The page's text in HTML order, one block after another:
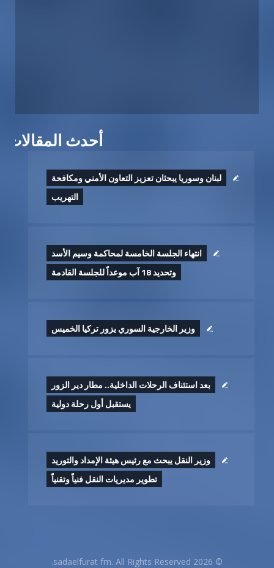
أحدث المقالات
لبنان وسوريا يبحثان تعزيز التعاون الأمني ومكافحة
التهريب
انتهاء الجلسة الخامسة لمحاكمة وسيم الأسد
وتحديد 18 آب موعداً للجلسة القادمة
وزير الخارجية السوري يزور تركيا الخميس
بعد استئناف الرحلات الداخلية.. مطار دير الزور
يستقبل أول رحلة دولية
وزير النقل يبحث مع رئيس هيئة الإمداد والتوريد
تطوير ‏مديريات النقل فنياً وتقنياً
© 2026 sadaelfurat fm. All Rights Reserved.